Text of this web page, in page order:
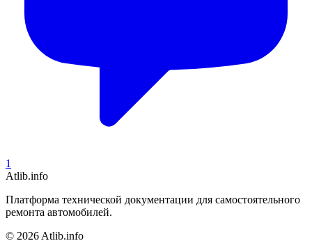
1
Atlib.info
Платформа технической документации для самостоятельного
ремонта автомобилей.
© 2026 Atlib.info